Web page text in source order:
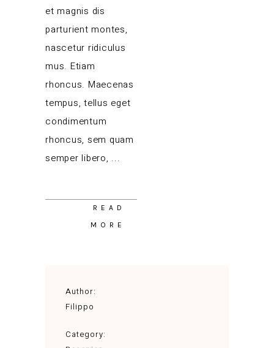
et magnis dis
parturient montes,
nascetur ridiculus
mus. Etiam
rhoncus. Maecenas
tempus, tellus eget
condimentum
rhoncus, sem quam
semper libero,
READ
MORE
Author:
Filippo
Category: